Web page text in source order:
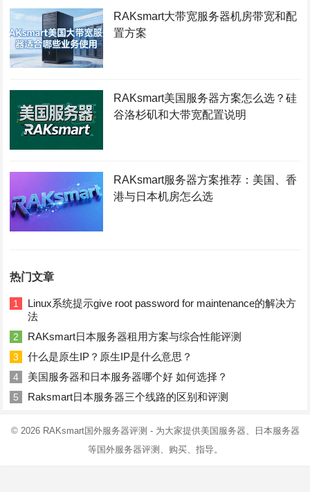
RAKsmart大带宽服务器机房带宽和配
置方案
RAKsmart美国服务器方案怎么选？硅
谷洛杉矶和大带宽配置说明
RAKsmart服务器方案推荐：美国、香
港与日本机房怎么选
热门文章
1
Linux系统提示give root password for maintenance的解决方
法
2 RAKsmart日本服务器租用方案与综合性能评测
3 什么是原生IP？原生IP是什么意思？
4 美国服务器和日本服务器哪个好 如何选择？
5 Raksmart日本服务器三个线路的区别和评测
© 2026 RAKsmart国外服务器评测 - 为大家提供美国服务器、日本服务器
等国外服务器评测、购买、指导。